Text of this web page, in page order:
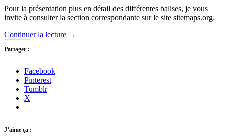
Pour la présentation plus en détail des différentes balises, je vous
invite à consulter la section correspondante sur le site sitemaps.org.
Continuer la lecture →
Partager :
Facebook
Pinterest
Tumblr
X
J’aime ça :